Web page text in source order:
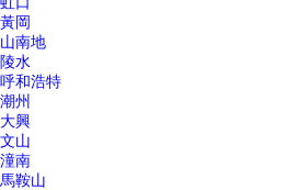
黃岡
山南地
陵水
呼和浩特
潮州
大興
文山
潼南
馬鞍山